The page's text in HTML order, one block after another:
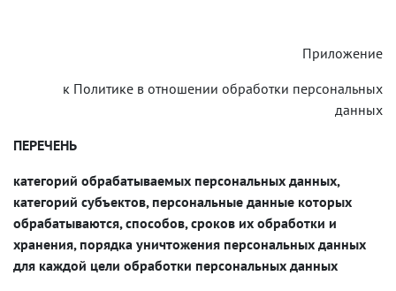
Приложение
к Политике в отношении обработки персональных
данных
ПЕРЕЧЕНЬ
категорий обрабатываемых персональных данных,
категорий субъектов, персональные данные которых
обрабатываются, способов, сроков их обработки и
хранения, порядка уничтожения персональных данных
для каждой цели обработки персональных данных